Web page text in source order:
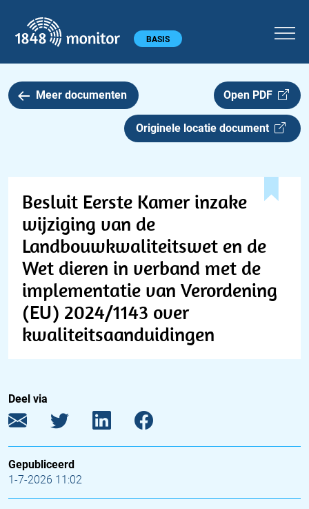
Hoofdmenu BASIS
Meer documenten Open PDF
Originele locatie document
Besluit Eerste Kamer inzake
wijziging van de
Landbouwkwaliteitswet en de
Wet dieren in verband met de
implementatie van Verordening
(EU) 2024/1143 over
kwaliteitsaanduidingen
Deel via
Gepubliceerd
1-7-2026 11:02